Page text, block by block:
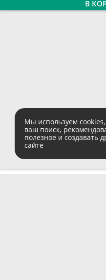
В
Мы используем cookies
ваш поиск,
полезное и создавать
сайте